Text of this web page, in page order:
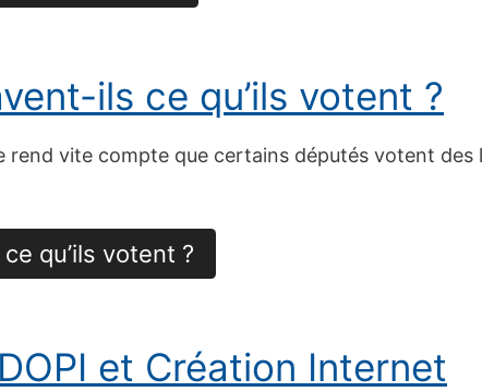
ils ce qu’ils votent ?
vite compte que certains députés votent des
qu’ils votent ?
et Création Internet